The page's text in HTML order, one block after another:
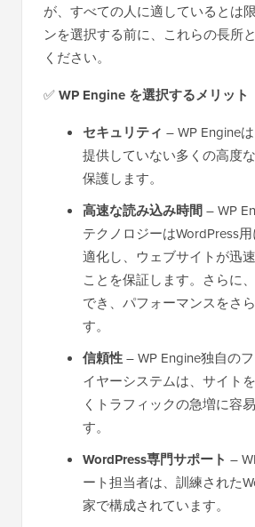
が、すべての人に適しているとは
ンを選択する前に、これらの長所
ください。
✅WP Engine を選択するメリット
セキュリティ – WP Engine
提供していない多くの高度
保護します。
高速な読み込み時間– WP
テクノロジーはWordPress
適化し、ウェブサイトが迅
ことを保証します。さらに
でき、パフォーマンスをさ
す。
信頼性– WP Engine独自の
イヤーシステムは、サイト
くトラフィックの急増に容
す。
WordPress専門サポート –
ート担当者は、訓練された
家で構成されています。